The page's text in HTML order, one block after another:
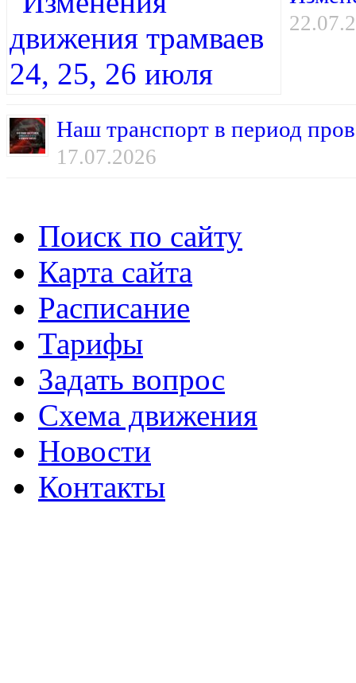
Наш транспорт в период
17.07.2026
Поиск по сайту
Карта сайта
Расписание
Тарифы
Задать вопрос
Схема движения
Новости
Контакты